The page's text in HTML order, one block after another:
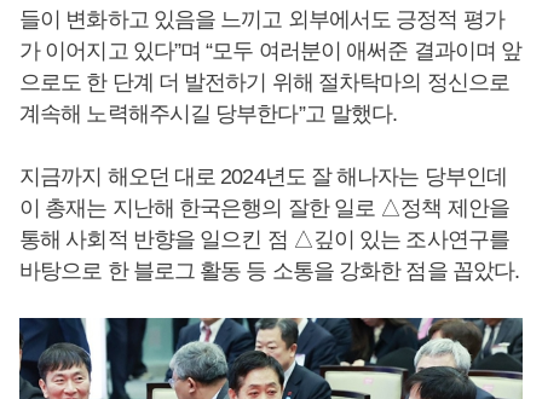
들이 변화하고 있음을 느끼고 외부에서도 긍정적 평가
가 이어지고 있다”며 “모두 여러분이 애써준 결과이며 앞
으로도 한 단계 더 발전하기 위해 절차탁마의 정신으로
계속해 노력해주시길 당부한다”고 말했다.
지금까지 해오던 대로 2024년도 잘 해나자는 당부인데
이 총재는 지난해 한국은행의 잘한 일로 △정책 제안을
통해 사회적 반향을 일으킨 점 △깊이 있는 조사연구를
바탕으로 한 블로그 활동 등 소통을 강화한 점을 꼽았다.